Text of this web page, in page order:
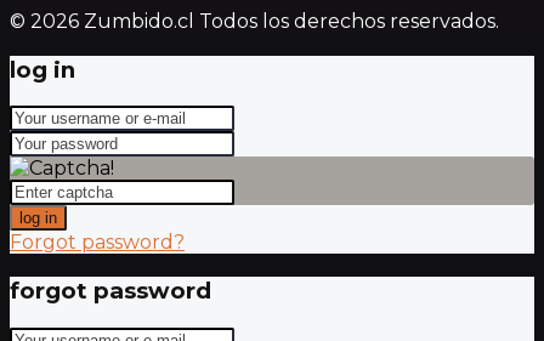
© 2026 Zumbido.cl Todos los derechos reservados.
log in
log in
Forgot password?
forgot password